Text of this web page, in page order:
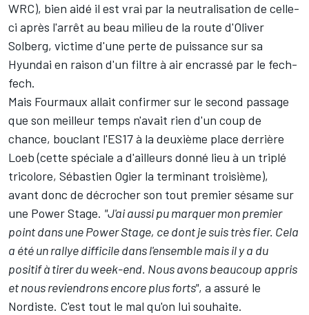
WRC), bien aidé il est vrai par la neutralisation de celle-
ci après l'arrêt au beau milieu de la route d'Oliver
Solberg, victime d'une perte de puissance sur sa
Hyundai en raison d'un filtre à air encrassé par le fech-
fech.
Mais Fourmaux allait confirmer sur le second passage
que son meilleur temps n'avait rien d'un coup de
chance, bouclant l'ES17 à la deuxième place derrière
Loeb (cette spéciale a d'ailleurs donné lieu à un triplé
tricolore, Sébastien Ogier la terminant troisième),
avant donc de décrocher son tout premier sésame sur
une Power Stage. "J'ai aussi pu marquer mon premier
point dans une Power Stage, ce dont je suis très fier. Cela
a été un rallye difficile dans l'ensemble mais il y a du
positif à tirer du week-end. Nous avons beaucoup appris
et nous reviendrons encore plus forts", a assuré le
Nordiste. C'est tout le mal qu'on lui souhaite.